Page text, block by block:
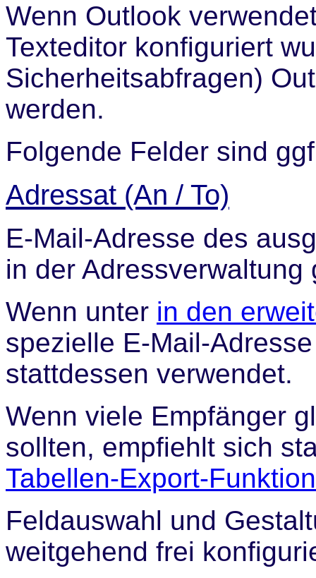
Wenn Outlook
Texteditor konfiguriert
Sicherheitsabfragen)
werden.
Folgende Felder sind
Adressat (An / To)
E-Mail-Adresse des
in der Adressverwaltung
Wenn unter in den
spezielle E-Mail-
stattdessen verwendet.
Wenn viele Empfänger
sollten, empfiehlt sich
Tabellen-Export-Funktion
Feldauswahl und
weitgehend frei